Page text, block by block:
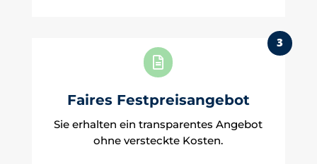

Faires Festpreisangebot
3
Sie erhalten ein transparentes Angebot
ohne versteckte Kosten.